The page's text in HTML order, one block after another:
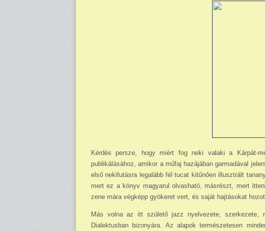
Kérdés persze, hogy miért fog neki valaki a Kárpát-
publikálásához, amikor a műfaj hazájában garmadával
első nekifutásra legalább fél tucat kitűnően il­lusztrált
mert ez a könyv magyarul olvasható, másrészt, mert
zene mára végképp gyökeret vert, és saját hajtásokat
Más volna az itt születő jazz nyelvezete, szerkezete,
Dialektusban bizonyára. Az alapok természetesen